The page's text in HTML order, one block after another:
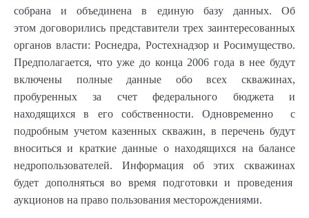
собрана и объединена в единую базу данных. Об
этом договорились представители трех заинтересованных
органов власти: Роснедра, Ростехнадзор и Росимущество.
Предполагается, что уже до конца 2006 года в нее будут
включены полные данные обо всех скважинах,
пробуренных за счет федерального бюджета и
находящихся в его собственности. Одновременно с
подробным учетом казенных скважин, в перечень будут
вноситься и краткие данные о находящихся на балансе
недропользователей. Информация об этих скважинах
будет дополняться во время подготовки и проведения
аукционов на право пользования месторождениями.